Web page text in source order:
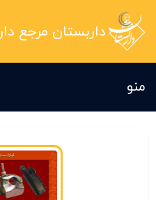
داربستان مرجع
منو